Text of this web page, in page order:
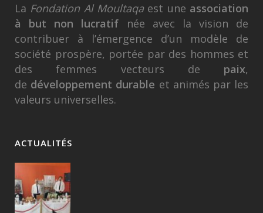
La Fondation Al Moultaqaest une association
à but non lucratif née avec la vision de
contribuer à l’émergence d’un modèle de
société prospère, portée par des hommes et
des femmes vecteurs de paix,
de développement durable et animés par les
valeurs universelles.
ACTUALITÉS